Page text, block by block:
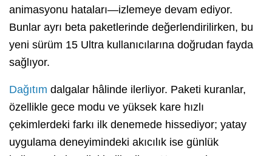
animasyonu hataları—izlemeye devam ediyor.
Bunlar ayrı beta paketlerinde değerlendirilirken, bu
yeni sürüm 15 Ultra kullanıcılarına doğrudan fayda
sağlıyor.
Dağıtım dalgalar hâlinde ilerliyor. Paketi kuranlar,
özellikle gece modu ve yüksek kare hızlı
çekimlerdeki farkı ilk denemede hissediyor; yatay
uygulama deneyimindeki akıcılık ise günlük